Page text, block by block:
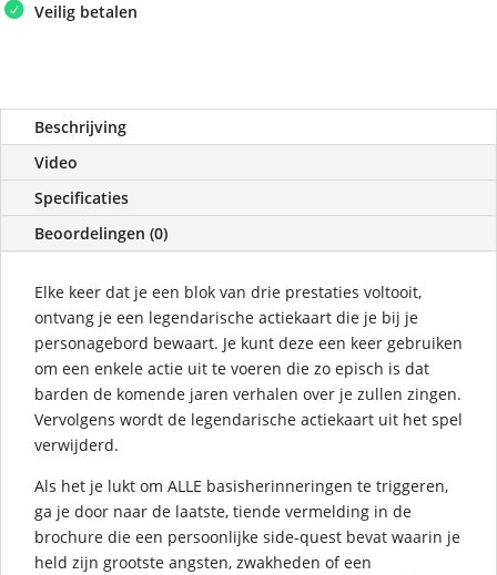
Veilig betalen
Beschrijving
Video
Specificaties
Beoordelingen (0)
Elke keer dat je een blok van drie prestaties voltooit,
ontvang je een legendarische actiekaart die je bij je
personagebord bewaart. Je kunt deze een keer gebruiken
om een ​​enkele actie uit te voeren die zo episch is dat
barden de komende jaren verhalen over je zullen zingen.
Vervolgens wordt de legendarische actiekaart uit het spel
verwijderd.
Als het je lukt om ALLE basisherinneringen te triggeren,
ga je door naar de laatste, tiende vermelding in de
brochure die een persoonlijke side-quest bevat waarin je
held zijn grootste angsten, zwakheden of een